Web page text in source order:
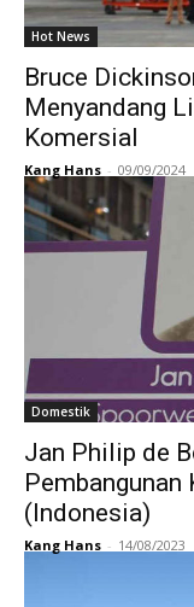
Hot News
Bruce
Menyandang
Komersial
Kang Hans - 09/09/2024
Domestik
Jan Philip de
(Indonesia)
Kang Hans - 14/08/2023